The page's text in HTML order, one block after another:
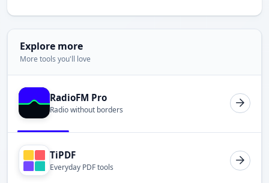
Explore more
More tools you'll love
RadioFM Pro
Radio without borders
TiPDF
Everyday PDF tools